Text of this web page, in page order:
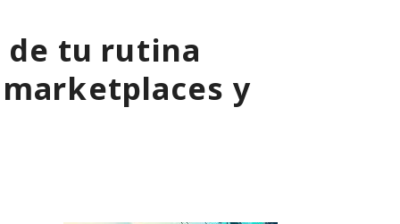
de tu rutina
y